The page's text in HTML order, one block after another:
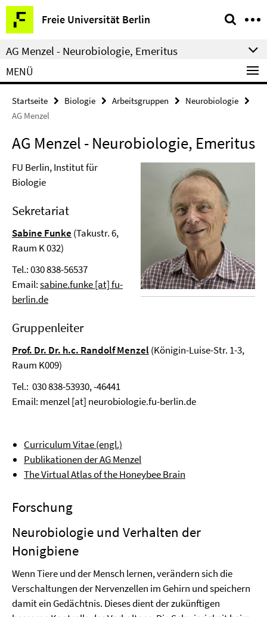
Springe
direkt
zu
Inhalt
Freie Universität Berlin
Service-
Navigation
AG Menzel - Neurobiologie, Emeritus
MENÜ
Startseite Biologie Arbeitsgruppen
Neurobiologie
AG Menzel
AG Menzel - Neurobiologie, Emeritus
FU Berlin, Institut für
Biologie
Sekretariat
Sabine Funke (Takustr. 6,
Raum K 032)
Tel.: 030 838-56537
Email:sabine.funke [at] fu-
berlin.de
Gruppenleiter
Prof. Dr. Dr. h.c. Randolf Menzel(Königin-Luise-Str. 1-3,
Raum K009)
Tel.: 030 838-53930, -46441
Email: menzel [at] neurobiologie.fu-berlin.de
Curriculum Vitae (engl.)
Publikationen der AG Menzel
The Virtual Atlas of the Honeybee Brain
Forschung
Neurobiologie und Verhalten der
Honigbiene
Wenn Tiere und der Mensch lernen, verändern sich die
Verschaltungen der Nervenzellen im Gehirn und speichern
damit ein Gedächtnis. Dieses dient der zukünftigen